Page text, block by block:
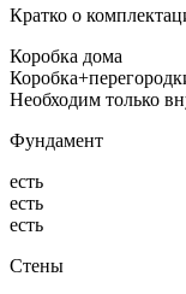
Кратко о
Коробка дома
Необходим только
Фундамент
есть
есть
есть
Стены